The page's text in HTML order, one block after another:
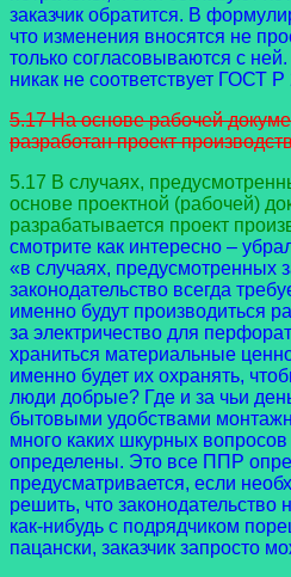
заказчик обратится. В
что изменения вносятся не
только согласовываются с
никак не соответствует ГОСТ Р
5.17 На основе рабочей
разработан проект
5.17 В случаях,
основе проектной (рабочей)
разрабатывается проект
смотрите как интересно –
«в случаях, предусмотренных
законодательство всегда
именно будут производиться
за электричество для
храниться материальные
именно будет их охранять,
люди добрые? Где и за чьи
бытовыми удобствами
много каких шкурных
определены. Это все ППР
предусматривается, если
решить, что законодательство
как-нибудь с подрядчиком
пацански, заказчик запросто